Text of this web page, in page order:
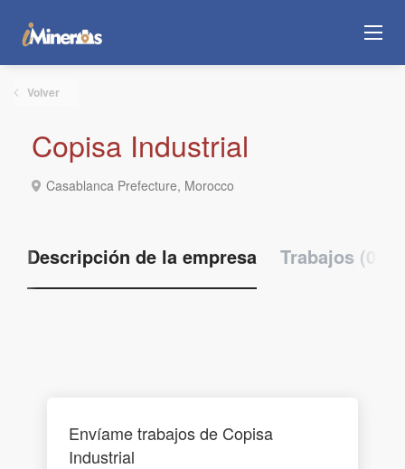
Volver
Copisa Industrial
Casablanca Prefecture, Morocco
Descripción de la empresa Trabajos (0)
Envíame trabajos de Copisa
Industrial